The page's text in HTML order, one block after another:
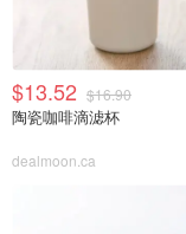
$13.52 $16.90
陶瓷咖啡滴滤杯
dealmoon.ca